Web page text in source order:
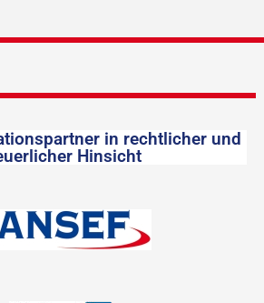
in rechtlicher und
Hinsicht